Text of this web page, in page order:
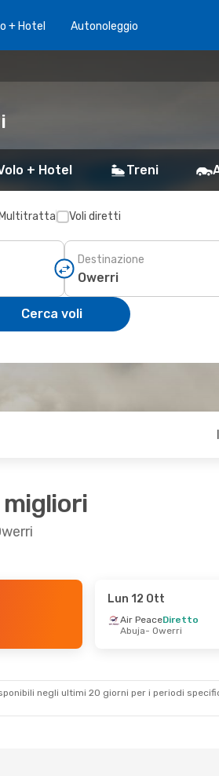
+ Hotel Autonoleggio
+ Hotel Treni
Multitratta Voli diretti
Destinazione
Cerca voli
Lun 12 Ott
Air PeaceDiretto
Abuja- Owerri
negli ultimi 20 giorni per i periodi